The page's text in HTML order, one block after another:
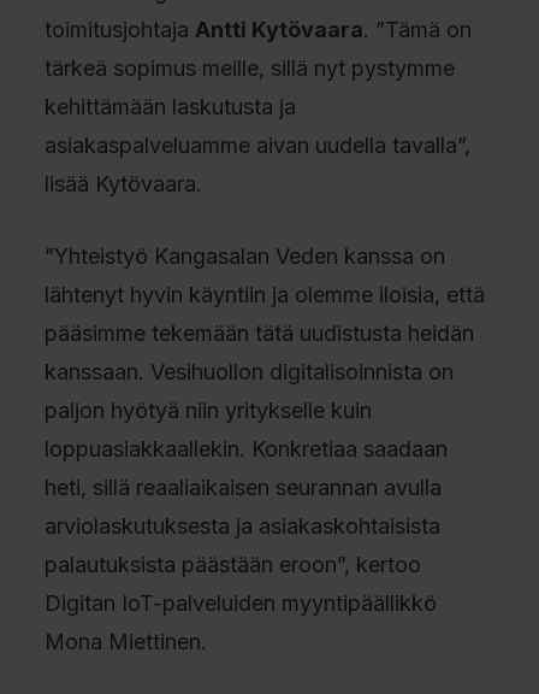
toimitusjohtaja Antti Kytövaara. ”Tämä on
tärkeä sopimus meille, sillä nyt pystymme
kehittämään laskutusta ja
asiakaspalveluamme aivan uudella tavalla”,
lisää Kytövaara.
”Yhteistyö Kangasalan Veden kanssa on
lähtenyt hyvin käyntiin ja olemme iloisia, että
pääsimme tekemään tätä uudistusta heidän
kanssaan. Vesihuollon digitalisoinnista on
paljon hyötyä niin yritykselle kuin
loppuasiakkaallekin. Konkretiaa saadaan
heti, sillä reaaliaikaisen seurannan avulla
arviolaskutuksesta ja asiakaskohtaisista
palautuksista päästään eroon”, kertoo
Digitan IoT-palveluiden myyntipäällikkö
Mona Miettinen.